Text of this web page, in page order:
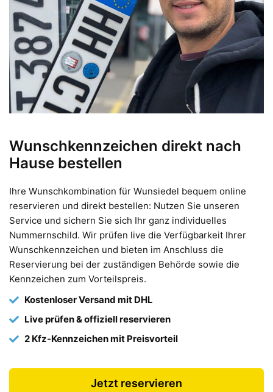
Wunschkennzeichen direkt nach
Hause bestellen
Ihre Wunschkombination für Wunsiedel bequem online
reservieren und direkt bestellen: Nutzen Sie unseren
Service und sichern Sie sich Ihr ganz individuelles
Nummernschild. Wir prüfen live die Verfügbarkeit Ihrer
Wunschkennzeichen und bieten im Anschluss die
Reservierung bei der zuständigen Behörde sowie die
Kennzeichen zum Vorteilspreis.
Kostenloser Versand mit DHL
Live prüfen & offiziell reservieren
2 Kfz-Kennzeichen mit Preisvorteil
Jetzt reservieren